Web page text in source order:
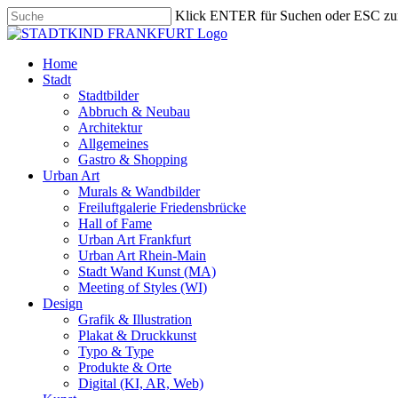
Skip
to
content
Klick ENTER für Suchen oder ESC
Close
search
Menu
Home
Stadt
Stadtbilder
Abbruch & Neubau
Architektur
Allgemeines
Gastro & Shopping
Urban Art
Murals & Wandbilder
Freiluftgalerie Friedensbrücke
Hall of Fame
Urban Art Frankfurt
Urban Art Rhein-Main
Stadt Wand Kunst (MA)
Meeting of Styles (WI)
Design
Grafik & Illustration
Plakat & Druckkunst
Typo & Type
Produkte & Orte
Digital (KI, AR, Web)